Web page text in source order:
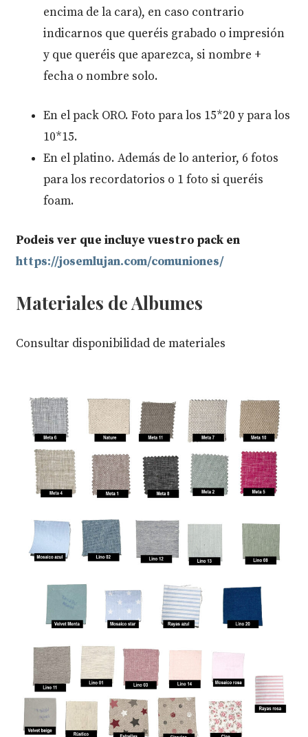
encima de la cara), en caso contrario
indicarnos que queréis grabado o impresión
y que queréis que aparezca, si nombre +
fecha o nombre solo.
En el pack ORO. Foto para los 15*20 y para los
10*15.
En el platino. Además de lo anterior, 6 fotos
para los recordatorios o 1 foto si queréis
foam.
Podeis ver que incluye vuestro pack en
https://josemlujan.com/comuniones/
Materiales de Albumes
Consultar disponibilidad de materiales